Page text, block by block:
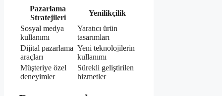
Pazarlama
Stratejileri
Yenilikçilik
Sosyal medya
kullanımı
Yaratıcı ürün
tasarımları
Dijital pazarlama
araçları
Yeni teknolojilerin
kullanımı
Müşteriye özel
deneyimler
Sürekli geliştirilen
hizmetler